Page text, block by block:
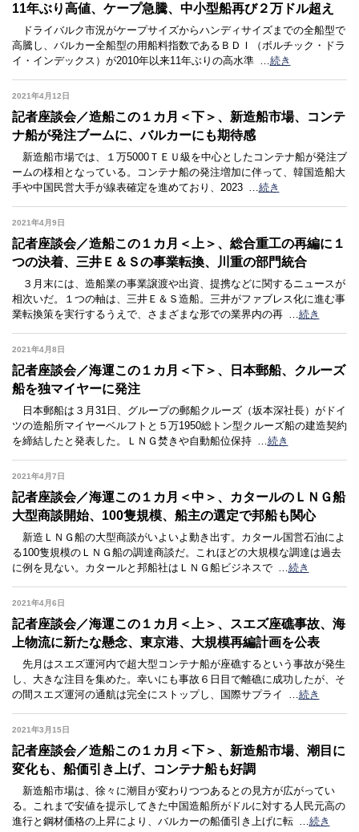
11年ぶり高値、ケープ急騰、中小型船再び２万ドル超え
ドライバルク市況がケープサイズからハンディサイズまでの全船型で
高騰し、バルカー全船型の用船料指数であるＢＤＩ（ボルチック・ドラ
イ・インデックス）が2010年以来11年ぶりの高水準 …続き
2021年4月12日
記者座談会／造船この１カ月＜下＞、新造船市場、コンテ
ナ船が発注ブームに、バルカーにも期待感
新造船市場では、１万5000ＴＥＵ級を中心としたコンテナ船が発注ブ
ームの様相となっている。コンテナ船の発注増加に伴って、韓国造船大
手や中国民営大手が線表確定を進めており、2023 …続き
2021年4月9日
記者座談会／造船この１カ月＜上＞、総合重工の再編に１
つの決着、三井Ｅ＆Ｓの事業転換、川重の部門統合
３月末には、造船業の事業譲渡や出資、提携などに関するニュースが
相次いだ。１つの軸は、三井Ｅ＆Ｓ造船。三井がファブレス化に進む事
業転換策を実行するうえで、さまざまな形での業界内の再 …続き
2021年4月8日
記者座談会／海運この１カ月＜下＞、日本郵船、クルーズ
船を独マイヤーに発注
日本郵船は３月31日、グループの郵船クルーズ（坂本深社長）がドイ
ツの造船所マイヤーベルフトと５万1950総トン型クルーズ船の建造契約
を締結したと発表した。ＬＮＧ焚きや自動船位保持 …続き
2021年4月7日
記者座談会／海運この１カ月＜中＞、カタールのＬＮＧ船
大型商談開始、100隻規模、船主の選定で邦船も関心
新造ＬＮＧ船の大型商談がいよいよ動き出す。カタール国営石油によ
る100隻規模のＬＮＧ船の調達商談だ。これほどの大規模な調達は過去
に例を見ない。カタールと邦船社はＬＮＧ船ビジネスで …続き
2021年4月6日
記者座談会／海運この１カ月＜上＞、スエズ座礁事故、海
上物流に新たな懸念、東京港、大規模再編計画を公表
先月はスエズ運河内で超大型コンテナ船が座礁するという事故が発生
し、大きな注目を集めた。幸いにも事故６日目で離礁に成功したが、そ
の間スエズ運河の通航は完全にストップし、国際サプライ
…続き
2021年3月15日
記者座談会／造船この１カ月＜下＞、新造船市場、潮目に
変化も、船価引き上げ、コンテナ船も好調
新造船市場は、徐々に潮目が変わりつつあるとの見方が広がってい
る。これまで安値を提示してきた中国造船所がドルに対する人民元高の
進行と鋼材価格の上昇により、バルカーの船価引き上げに転 …続き